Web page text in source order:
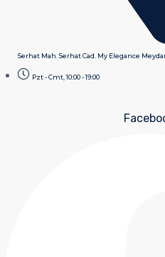
Serhat Mah. Serhat Cad. My Elegance
Pzt - Cmt, 10:00 - 19:00